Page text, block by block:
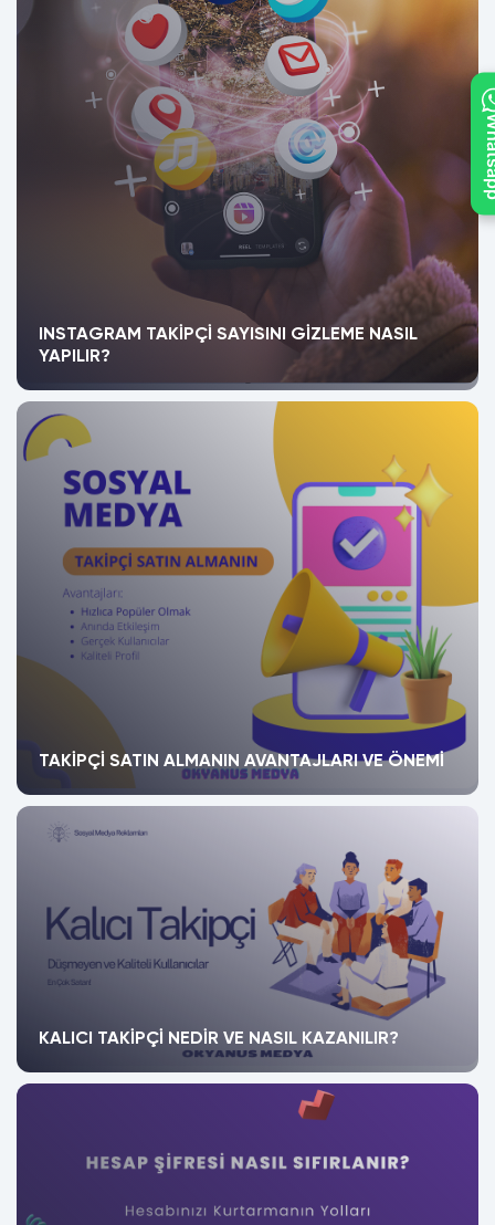
INSTAGRAM TAKIPÇI SAYISINI GIZLEME NASIL
YAPILIR?
TAKIPÇI SATIN ALMANIN AVANTAJLARI VE ÖNEMI
KALICI TAKIPÇI NEDIR VE NASIL KAZANILIR?